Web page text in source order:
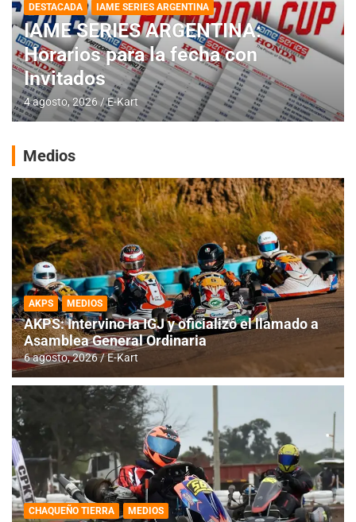
DESTACADA IAME SERIES ARGENTINA
IAME SERIES ARGENTINA:
Horarios para la fecha con
Invitados
4 agosto, 2026 E-Kart
Medios
AKPS MEDIOS
AKPS: Intervino la IGJ y oficializó el llamado a
Asamblea General Ordinaria
6 agosto, 2026 E-Kart
CHAQUEÑO TIERRA MEDIOS